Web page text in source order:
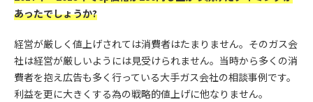
あったでしょうか?
経営が厳しく値上げされては消費者はたまりません。そのガス会
社は経営が厳しいようには見受けられません。当時から多くの消
費者を抱え広告も多く行っている大手ガス会社の相談事例です。
利益を更に大きくする為の戦略的値上げに他なりません。